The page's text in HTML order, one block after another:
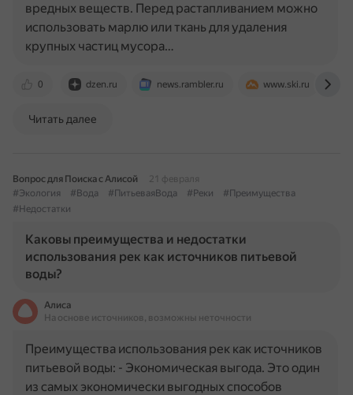
0 dzen.ru news.rambler.ru www.ski.ru
вредных веществ. Перед растапливанием можно
использовать марлю или ткань для удаления
крупных частиц мусора…
Читать далее
Вопрос для Поиска с Алисой
21 февраля
#Экология
#Вода #ПитьеваяВода #Реки
#Преимущества
#Недостатки
Каковы преимущества и недостатки
использования рек как источников питьевой
воды?
Алиса
На основе источников, возможны неточности
Преимущества использования рек как источников
питьевой воды: - Экономическая выгода. Это один
из самых экономически выгодных способов